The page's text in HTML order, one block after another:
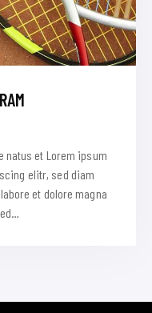
natus et Lorem ipsum
elitr, sed diam
et dolore magna